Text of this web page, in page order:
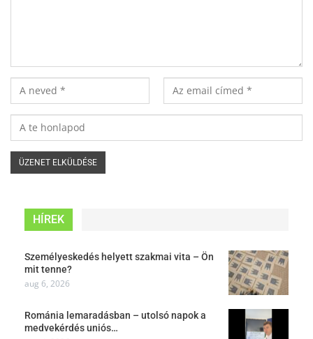
HÍREK
Személyeskedés helyett szakmai vita – Ön
mit tenne?
aug 6, 2026
Románia lemaradásban – utolsó napok a
medvekérdés uniós…